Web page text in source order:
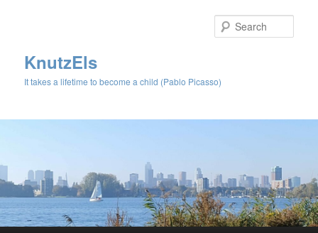
KnutzEls
It takes a lifetime to become a child (Pablo Picasso)